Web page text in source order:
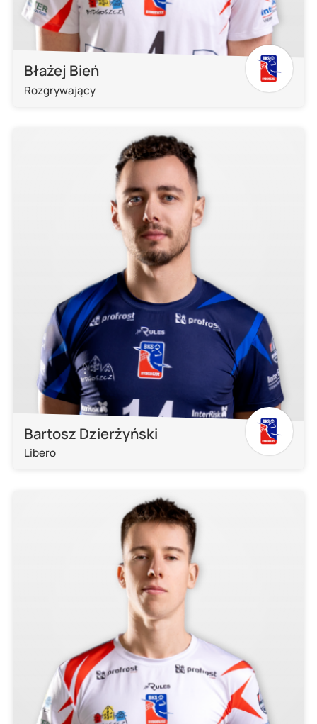
Błażej Bień
Rozgrywający
Bartosz Dzierżyński
Libero